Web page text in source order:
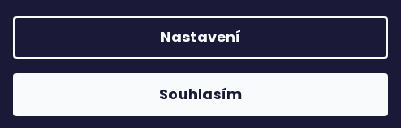
Nastavení
Souhlasím
Wine of Italy. Všechna práva vyhrazena.
Upravit nastavení cookies